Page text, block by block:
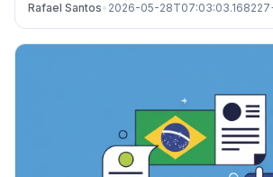
Rafael Santos• 2026-05-